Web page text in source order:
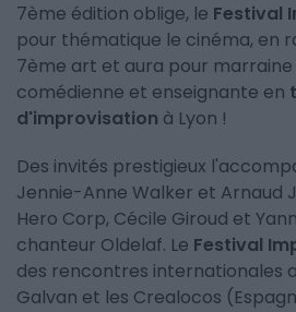
7ème édition oblige, le Festival
pour thématique le cinéma, en
7ème art et aura pour marraine
comédienne et enseignante en
d'improvisation à Lyon !
Des invités prestigieux
Jennie-Anne Walker et Arnaud
Hero Corp, Cécile Giroud et
chanteur Oldelaf. Le Festival
des rencontres internationales
Galvan et les Crealocos